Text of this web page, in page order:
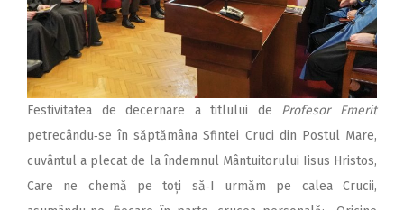
Festivitatea de decernare a titlului de Profesor Emerit
petrecându‑se în săptămâna Sfintei Cruci din Postul Mare,
cuvântul a plecat de la îndemnul Mântuitorului Iisus Hristos,
Care ne chemă pe toți să‑I urmăm pe calea Crucii,